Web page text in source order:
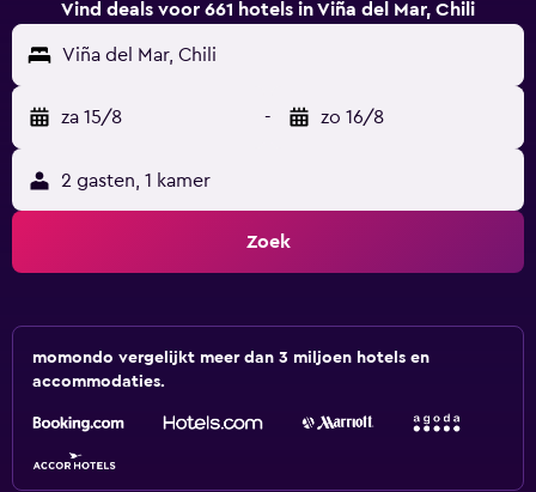
Vind deals voor 661 hotels in Viña del Mar, Chili
Viña del Mar, Chili
za 15/8 - zo 16/8
2 gasten, 1 kamer
Zoek
momondo vergelijkt meer dan 3 miljoen hotels en
accommodaties.